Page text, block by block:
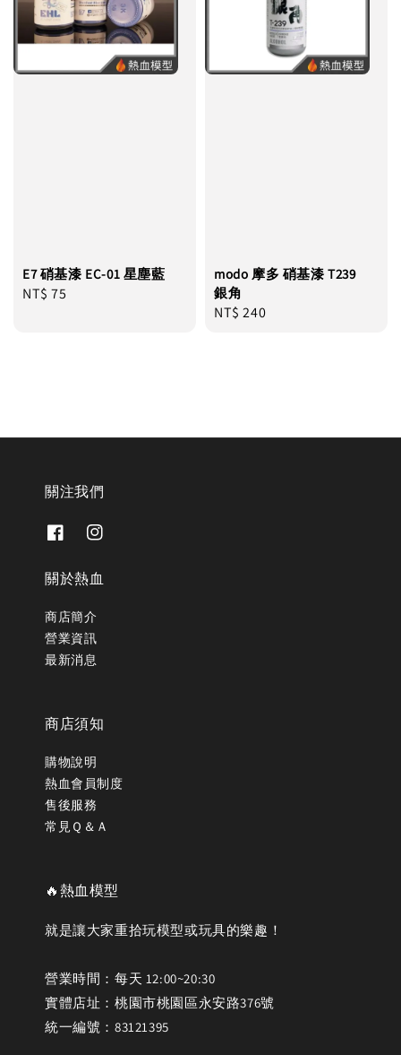
E7 硝基漆 EC-01 星塵藍
Regular
NT$ 75
modo 摩多 硝基漆 T239
銀角
Regular
NT$ 240
關注我們
關於熱血
商店簡介
營業資訊
最新消息
商店須知
購物說明
熱血會員制度
售後服務
常見Ｑ＆Ａ
🔥熱血模型
就是讓大家重拾玩模型或玩具的樂趣！
營業時間：每天 12:00~20:30
實體店址：桃園市桃園區永安路376號
統一編號：83121395